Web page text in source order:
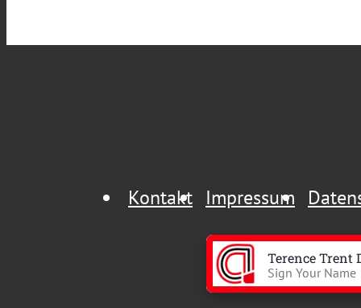
Kontakt Impressum
Terence Trent
Sign Your Name